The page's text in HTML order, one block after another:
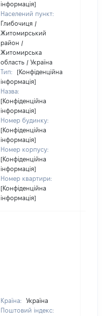
інформація]
Населений пункт:
Глибочиця /
Житомирський
район /
Житомирська
область / Україна
Тип:
[Конфіденційна
інформація]
Назва:
[Конфіденційна
інформація]
Номер будинку:
[Конфіденційна
інформація]
Номер корпусу:
[Конфіденційна
інформація]
Номер квартири:
[Конфіденційна
інформація]
Країна:
Україна
Поштовий індекс: